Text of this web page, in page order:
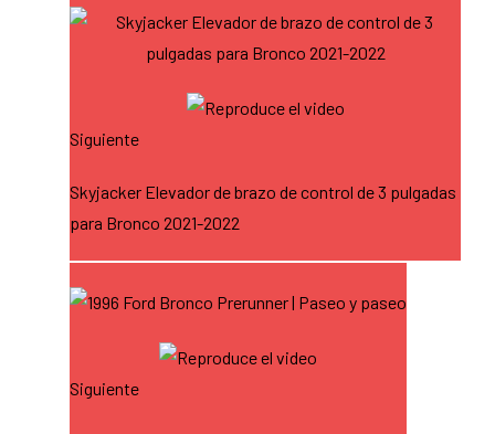
Siguiente
Skyjacker Elevador de brazo de control de 3 pulgadas
para Bronco 2021-2022
Siguiente